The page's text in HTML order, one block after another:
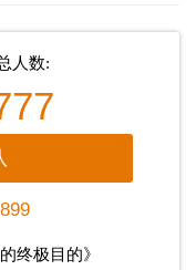
人数:
终极目的》